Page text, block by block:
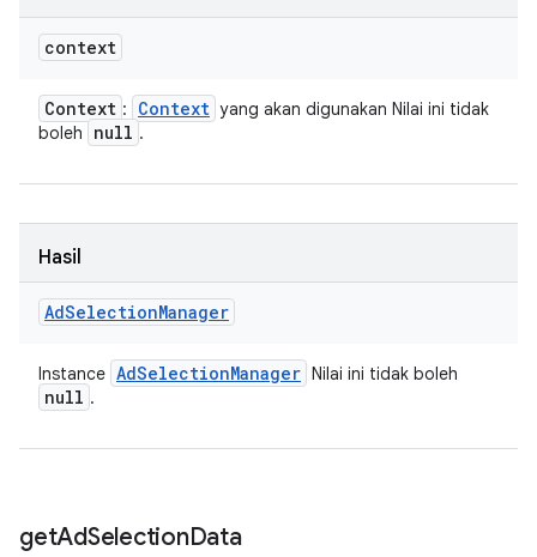
context
Context : Context yang akan digunakan Nilai ini tidak
boleh
null .
Hasil
AdSelectionManager
Instance AdSelectionManager Nilai ini tidak boleh
null .
getAdSelectionData